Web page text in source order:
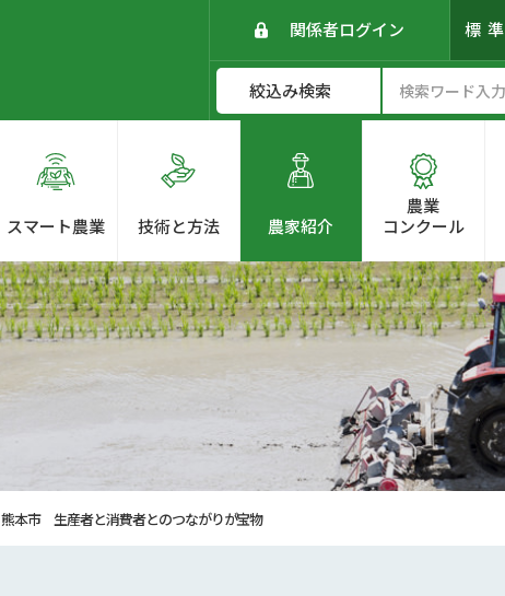
関係者ログイン 標準
スマート農業 技術と方法 農家紹介
農業
コンクール
熊本市 生産者と消費者とのつながりが宝物